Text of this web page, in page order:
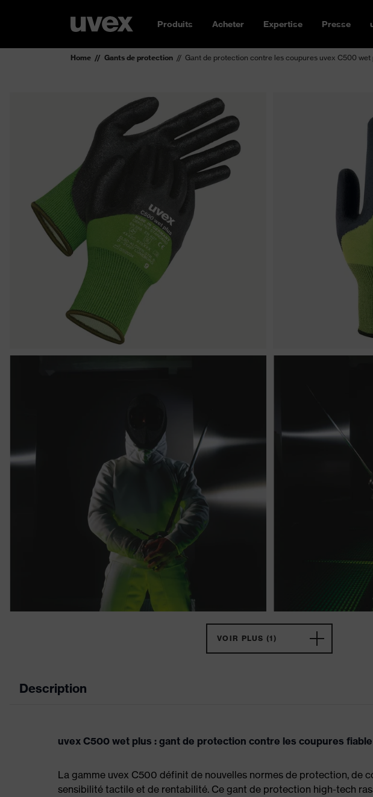
Produits Acheter Expertise Presse
Home Gants de protection Gant de protection contre les coupures uvex C500 wet
VOIR PLUS (1)
Description
uvex C500 wet plus : gant de protection contre les coupures fiable
La gamme uvex C500 définit de nouvelles normes de protection, de
sensibilité tactile et de rentabilité. Ce gant de protection high-tech